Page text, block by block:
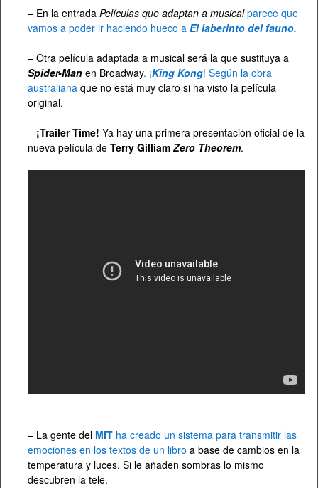
– En la entrada Películas que adaptan a musicalparece que
vamos a poder ir haciendo hueco a El laberinto del fauno.
– Otra película adaptada a musical será la que sustituya a
Spider-Man en Broadway. ¡King Kong! Según la obra
australiana que no está muy claro si ha visto la película
original.
– ¡Trailer Time! Ya hay una primera presentación oficial de la
nueva película de Terry Gilliam Zero Theorem.
– La gente del MIT ha creado un sistema para transmitir las
emociones en los textos de un libro a base de cambios en la
temperatura y luces. Si le añaden sombras lo mismo
descubren la tele.